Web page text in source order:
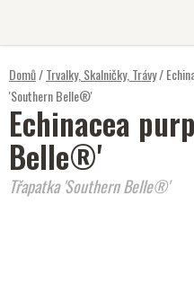
Domů/Trvalky, Skalničky, Trávy/
'Southern Belle®'
Echinacea
Belle®'
Třapatka 'Southern Belle®'